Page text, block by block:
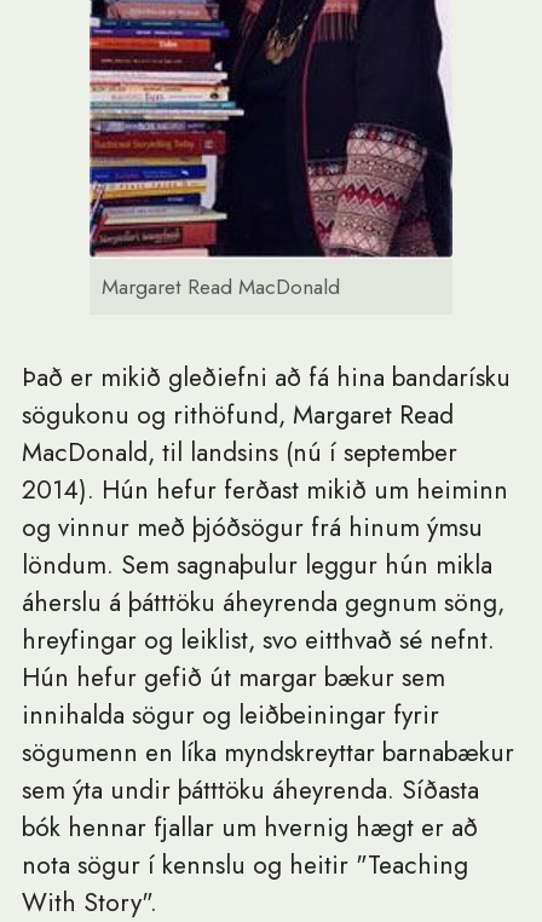
Margaret Read MacDonald
Það er mikið gleðiefni að fá hina bandarísku
sögukonu og rithöfund, Margaret Read
MacDonald, til landsins (nú í september
2014). Hún hefur ferðast mikið um heiminn
og vinnur með þjóðsögur frá hinum ýmsu
löndum. Sem sagnaþulur leggur hún mikla
áherslu á þátttöku áheyrenda gegnum söng,
hreyfingar og leiklist, svo eitthvað sé nefnt.
Hún hefur gefið út margar bækur sem
innihalda sögur og leiðbeiningar fyrir
sögumenn en líka myndskreyttar barnabækur
sem ýta undir þátttöku áheyrenda. Síðasta
bók hennar fjallar um hvernig hægt er að
nota sögur í kennslu og heitir "Teaching
With Story".